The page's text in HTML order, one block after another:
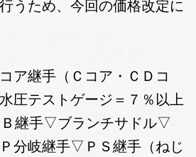
うため、今回の価格改定に
継手（Ｃコア・ＣＤコ
圧テストゲージ＝７％以上
継手▽ブランチサドル▽
分岐継手▽ＰＳ継手（ねじ